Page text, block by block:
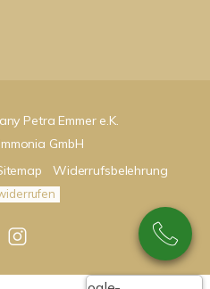
Petra Emmer e.K.
Immonia GmbH
Widerrufsbelehrung